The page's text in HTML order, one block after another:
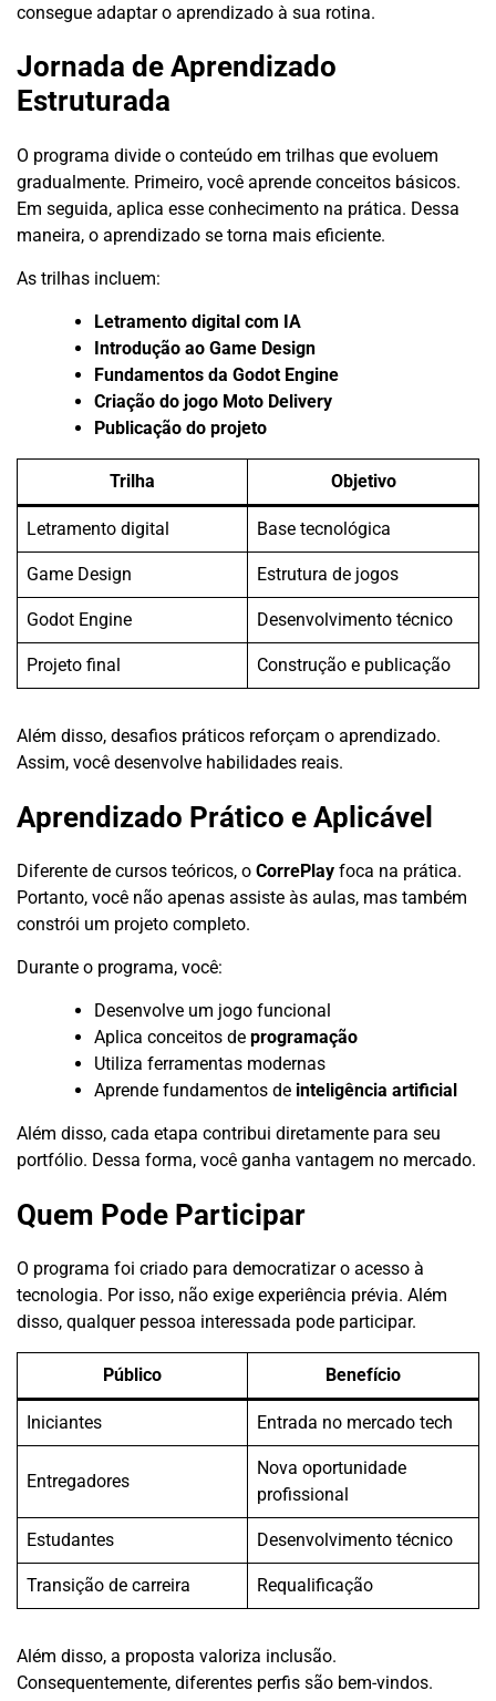
consegue adaptar o aprendizado à sua rotina.
Jornada de Aprendizado
Estruturada
O programa divide o conteúdo em trilhas que evoluem
gradualmente. Primeiro, você aprende conceitos básicos.
Em seguida, aplica esse conhecimento na prática. Dessa
maneira, o aprendizado se torna mais eficiente.
As trilhas incluem:
Letramento digital com IA
Introdução ao Game Design
Fundamentos da Godot Engine
Criação do jogo Moto Delivery
Publicação do projeto
Trilha Objetivo
Letramento digital Base tecnológica
Game Design Estrutura de jogos
Godot Engine Desenvolvimento técnico
Projeto final Construção e publicação
Além disso, desafios práticos reforçam o aprendizado.
Assim, você desenvolve habilidades reais.
Aprendizado Prático e Aplicável
Diferente de cursos teóricos, o CorrePlay foca na prática.
Portanto, você não apenas assiste às aulas, mas também
constrói um projeto completo.
Durante o programa, você:
Desenvolve um jogo funcional
Aplica conceitos de programação
Utiliza ferramentas modernas
Aprende fundamentos de inteligência artificial
Além disso, cada etapa contribui diretamente para seu
portfólio. Dessa forma, você ganha vantagem no mercado.
Quem Pode Participar
O programa foi criado para democratizar o acesso à
tecnologia. Por isso, não exige experiência prévia. Além
disso, qualquer pessoa interessada pode participar.
Público Benefício
Iniciantes Entrada no mercado tech
Entregadores
Nova oportunidade
profissional
Estudantes Desenvolvimento técnico
Transição de carreira Requalificação
Além disso, a proposta valoriza inclusão.
Consequentemente, diferentes perfis são bem-vindos.